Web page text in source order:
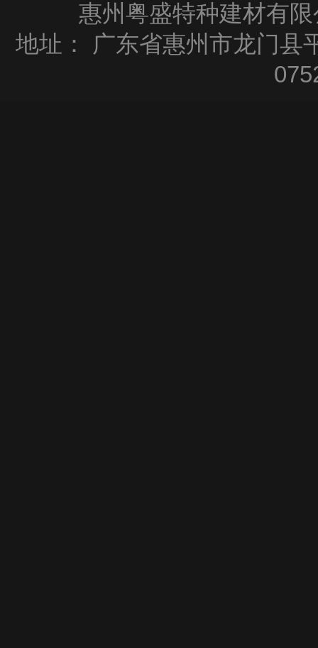
惠州粤盛特种建材有
地址：
广东省惠州市龙门县